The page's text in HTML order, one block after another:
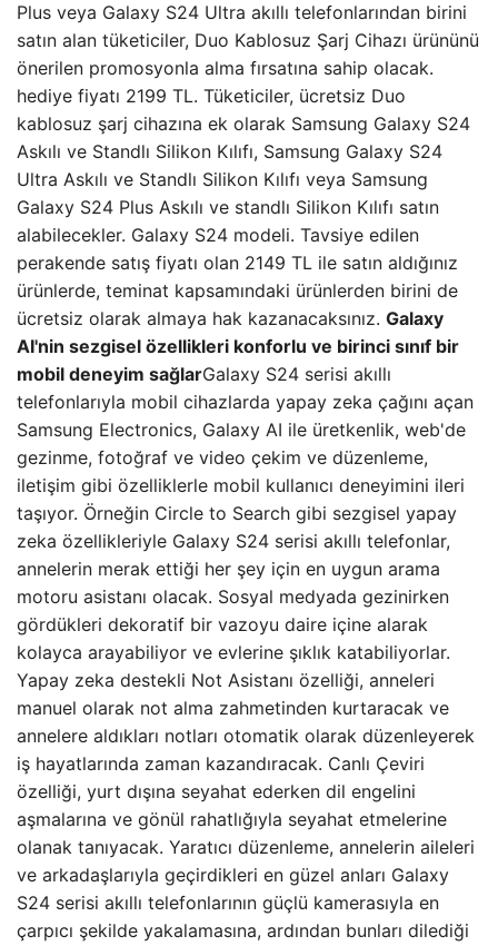
Plus veya Galaxy S24 Ultra akıllı telefonlarından birini
satın alan tüketiciler, Duo Kablosuz Şarj Cihazı ürününü
önerilen promosyonla alma fırsatına sahip olacak.
hediye fiyatı 2199 TL. Tüketiciler, ücretsiz Duo
kablosuz şarj cihazına ek olarak Samsung Galaxy S24
Askılı ve Standlı Silikon Kılıfı, Samsung Galaxy S24
Ultra Askılı ve Standlı Silikon Kılıfı veya Samsung
Galaxy S24 Plus Askılı ve standlı Silikon Kılıfı satın
alabilecekler. Galaxy S24 modeli. Tavsiye edilen
perakende satış fiyatı olan 2149 TL ile satın aldığınız
ürünlerde, teminat kapsamındaki ürünlerden birini de
ücretsiz olarak almaya hak kazanacaksınız. Galaxy
AI'nin sezgisel özellikleri konforlu ve birinci sınıf bir
mobil deneyim sağlarGalaxy S24 serisi akıllı
telefonlarıyla mobil cihazlarda yapay zeka çağını açan
Samsung Electronics, Galaxy AI ile üretkenlik, web'de
gezinme, fotoğraf ve video çekim ve düzenleme,
iletişim gibi özelliklerle mobil kullanıcı deneyimini ileri
taşıyor. Örneğin Circle to Search gibi sezgisel yapay
zeka özellikleriyle Galaxy S24 serisi akıllı telefonlar,
annelerin merak ettiği her şey için en uygun arama
motoru asistanı olacak. Sosyal medyada gezinirken
gördükleri dekoratif bir vazoyu daire içine alarak
kolayca arayabiliyor ve evlerine şıklık katabiliyorlar.
Yapay zeka destekli Not Asistanı özelliği, anneleri
manuel olarak not alma zahmetinden kurtaracak ve
annelere aldıkları notları otomatik olarak düzenleyerek
iş hayatlarında zaman kazandıracak. Canlı Çeviri
özelliği, yurt dışına seyahat ederken dil engelini
aşmalarına ve gönül rahatlığıyla seyahat etmelerine
olanak tanıyacak. Yaratıcı düzenleme, annelerin aileleri
ve arkadaşlarıyla geçirdikleri en güzel anları Galaxy
S24 serisi akıllı telefonlarının güçlü kamerasıyla en
çarpıcı şekilde yakalamasına, ardından bunları dilediği